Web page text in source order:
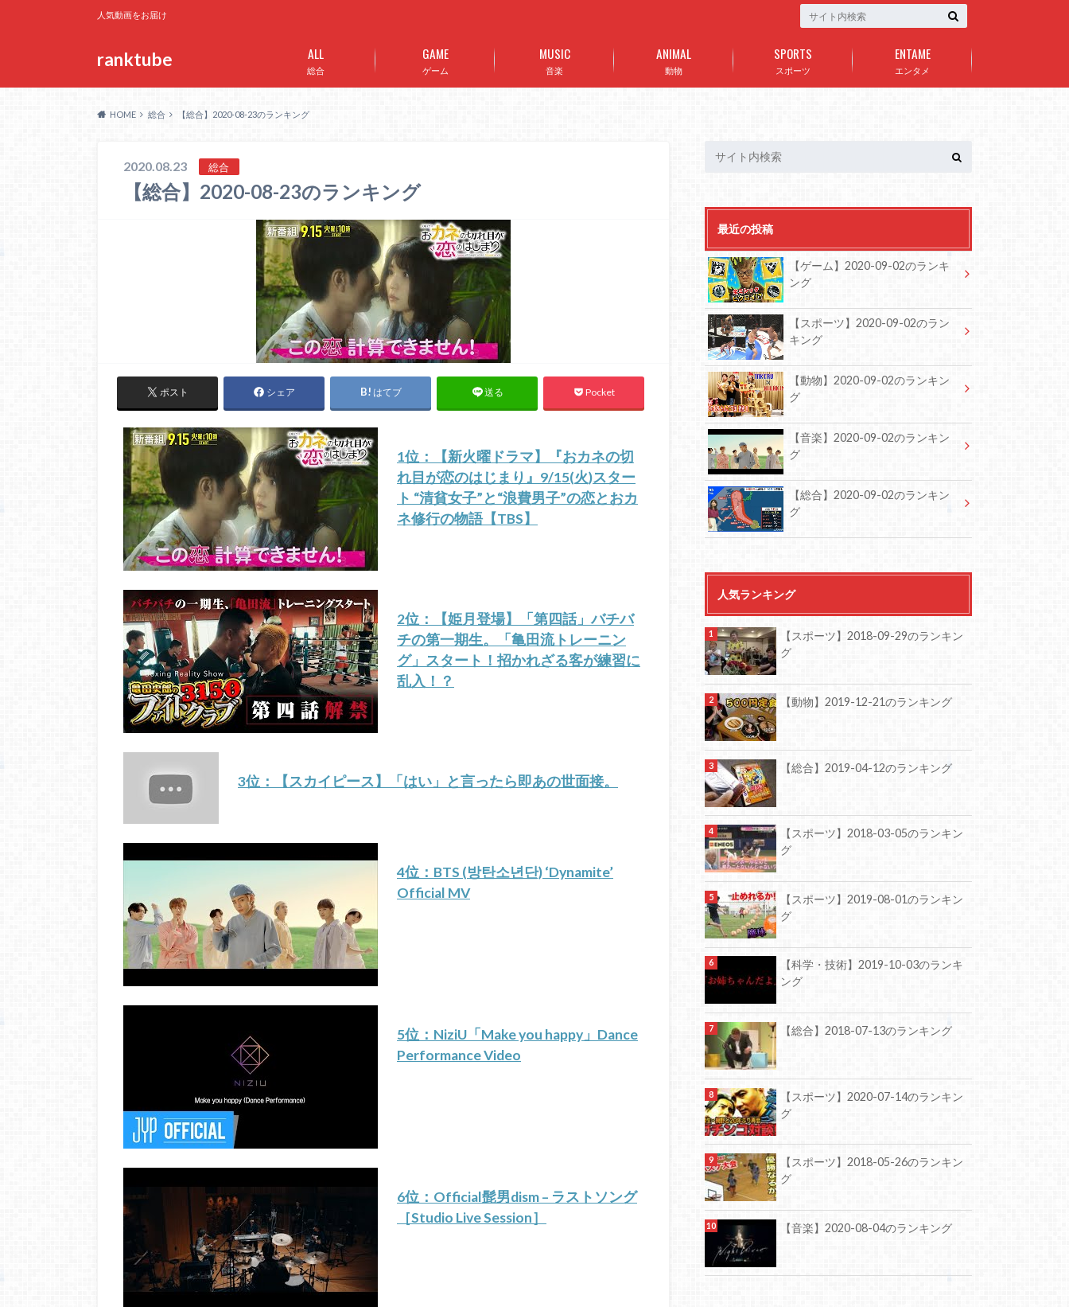
ranktube
人気動画をお届け
総合
ALL
ゲーム
GAME
音楽
MUSIC
動物
ANIMAL
スポーツ
SPORTS
エンタメ
ENTAME
HOME 総合 【総合】2020-08-23のランキング
2020.08.23 総合
【総合】2020-08-23のランキング
ポスト シェア はてブ 送る Pocket
1位：【新火曜ドラマ】『おカネの切
れ目が恋のはじまり』9/15(火)スター
ト “清貧女子”と“浪費男子”の恋とおカ
ネ修行の物語【TBS】
2位：【姫月登場】「第四話」バチバ
チの第一期生。「亀田流トレーニン
グ」スタート！招かれざる客が練習に
乱入！？
3位：【スカイピース】「はい」と言ったら即あの世面接。
4位：BTS (방탄소년단) ‘Dynamite’
Official MV
5位：NiziU「Make you happy」Dance
Performance Video
6位：Official髭男dism – ラストソング
［Studio Live Session］
最近の投稿
【ゲーム】2020-09-02のランキ
ング
【スポーツ】2020-09-02のラン
キング
【動物】2020-09-02のランキン
グ
【音楽】2020-09-02のランキン
グ
【総合】2020-09-02のランキン
グ
人気ランキング
【スポーツ】2018-09-29のランキン
グ
【動物】2019-12-21のランキング
【総合】2019-04-12のランキング
【スポーツ】2018-03-05のランキン
グ
【スポーツ】2019-08-01のランキン
グ
【科学・技術】2019-10-03のランキ
ング
【総合】2018-07-13のランキング
【スポーツ】2020-07-14のランキン
グ
【スポーツ】2018-05-26のランキン
グ
【音楽】2020-08-04のランキング